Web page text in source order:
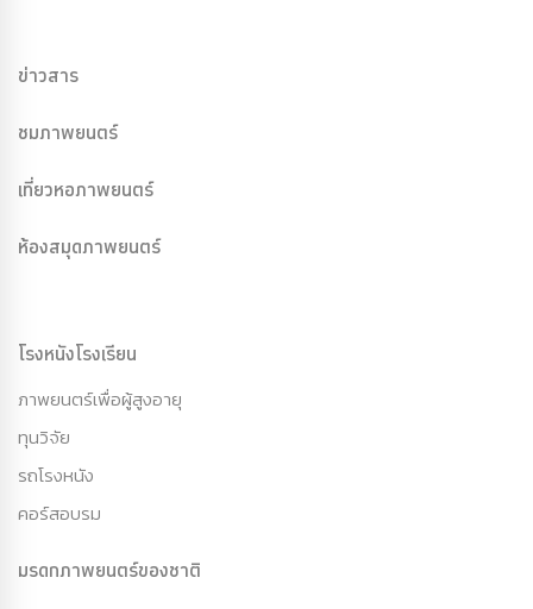
ข่าวสาร
ชมภาพยนตร์
เที่ยวหอภาพยนตร์
ห้องสมุดภาพยนตร์
โรงหนังโรงเรียน
ภาพยนตร์เพื่อผู้สูงอายุ
ทุนวิจัย
รถโรงหนัง
คอร์สอบรม
มรดกภาพยนตร์ของชาติ